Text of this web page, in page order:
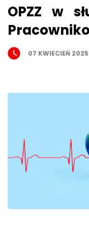
OPZZ w
07 KWIECIEŃ 2025